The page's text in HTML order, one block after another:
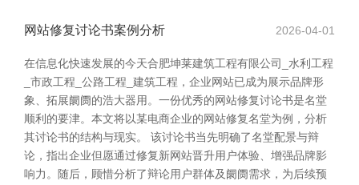
网站修复讨论书案例分析 2026-04-01
在信息化快速发展的今天合肥坤莱建筑工程有限公司_水利工程
_市政工程_公路工程_建筑工程，企业网站已成为展示品牌形
象、拓展阛阓的浩大器用。一份优秀的网站修复讨论书是名堂
顺利的要津。本文将以某电商企业的网站修复名堂为例，分析
其讨论书的结构与现实。 该讨论书当先明确了名堂配景与辩
论，指出企业但愿通过修复新网站晋升用户体验、增强品牌影
响力。随后，顾惜分析了辩论用户群体及阛阓需求，为后续预